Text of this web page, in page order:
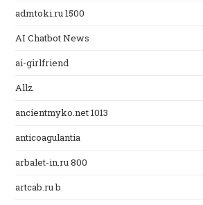
admtoki.ru 1500
AI Chatbot News
ai-girlfriend
Allz
ancientmyko.net 1013
anticoagulantia
arbalet-in.ru 800
artcab.ru b